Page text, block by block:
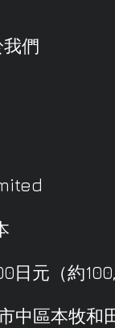
們
日元（約
區本牧和